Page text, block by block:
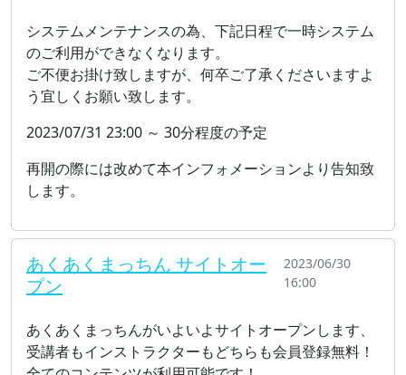
システムメンテナンスの為、下記日程で一時システム
のご利用ができなくなります。
ご不便お掛け致しますが、何卒ご了承くださいますよ
う宜しくお願い致します。
2023/07/31 23:00 ～ 30分程度の予定
再開の際には改めて本インフォメーションより告知致
します。
あくあくまっちん サイトオー
プン
2023/06/30
16:00
あくあくまっちんがいよいよサイトオープンします、
受講者もインストラクターもどちらも会員登録無料！